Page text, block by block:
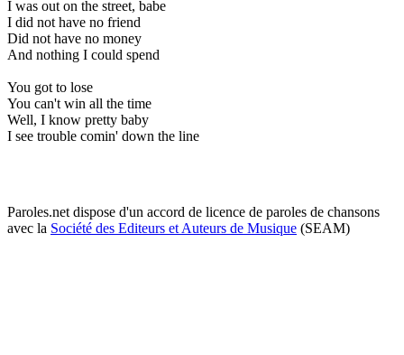
I was out on the street, babe
I did not have no friend
Did not have no money
And nothing I could spend
You got to lose
You can't win all the time
Well, I know pretty baby
I see trouble comin' down the line
Paroles.net dispose d'un accord de licence de paroles de chansons
avec la Société des Editeurs et Auteurs de Musique (SEAM)